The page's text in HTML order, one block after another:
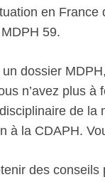
en
59.
dossier
n’avez plus à
de
à la CDAPH.
des